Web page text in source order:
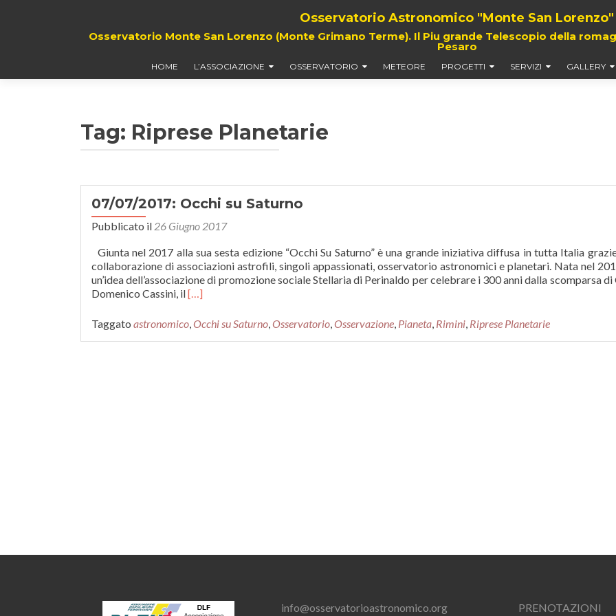
Osservatorio Astronomico "Monte San Lorenzo"
Osservatorio Monte San Lorenzo (Monte Grimano Terme). Il Piu grande Telescopio della
Pesaro
HOME L’ASSOCIAZIONE OSSERVATORIO METEORE PROGETTI SERVIZI GALLERY
Tag: Riprese Planetarie
07/07/2017: Occhi su Saturno
Pubblicato il 26 Giugno 2017
Giunta nel 2017 alla sua sesta edizione “Occhi Su Saturno” è una grande iniziativa diffusa in tutta Italia
collaborazione di associazioni astrofili, singoli appassionati, osservatorio astronomici e planetari. Nata nel
un’idea dell’associazione di promozione sociale Stellaria di Perinaldo per celebrare i 300 anni dalla scomparsa di
Domenico Cassini, ilLeggi
più07/07/2017:
Occhi
[…]
Taggato astronomico,Occhi su Saturno,Osservatorio,Osservazione, Pianeta, Rimini, Riprese Planetarie
info@osservatorioastronomico.org
PRENOTAZIONI